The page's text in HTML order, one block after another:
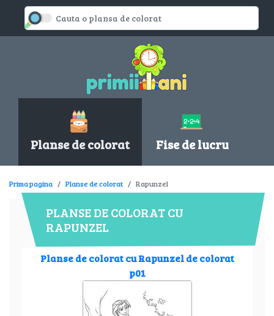
Planse de colorat Fise de lucru
Prima pagina Planse de colorat Rapunzel
PLANSE DE COLORAT CU
RAPUNZEL
Planse de colorat cu Rapunzel de colorat
p01